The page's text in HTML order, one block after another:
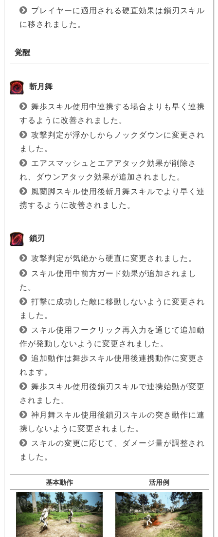
プレイヤーに適用される硬直効果は鎖刃スキル
に移されました。
覚醒
斬月舞
舞歩スキル使用中連携する場合よりも早く連携
するように改善されました。
攻撃判定が浮かしからノックダウンに変更され
ました。
エアスマッシュとエアアタック効果が削除さ
れ、ダウンアタック効果が追加されました。
風蘭脚スキル使用後斬月舞スキルでより早く連
携するように改善されました。
鎖刃
攻撃判定が気絶から硬直に変更されました。
スキル使用中前方ガード効果が追加されまし
た。
打撃に成功した敵に移動しないように変更され
ました。
スキル使用フークリック再入力を通じて追加動
作が発動しないように変更されました。
追加動作は舞歩スキル使用後連携動作に変更さ
れます。
舞歩スキル使用後鎖刃スキルで連携始動が変更
されました。
神月舞スキル使用後鎖刃スキルの突き動作に連
携しないように変更されました。
スキルの変更に応じて、ダメージ量が調整され
ました。
基本動作 活用例